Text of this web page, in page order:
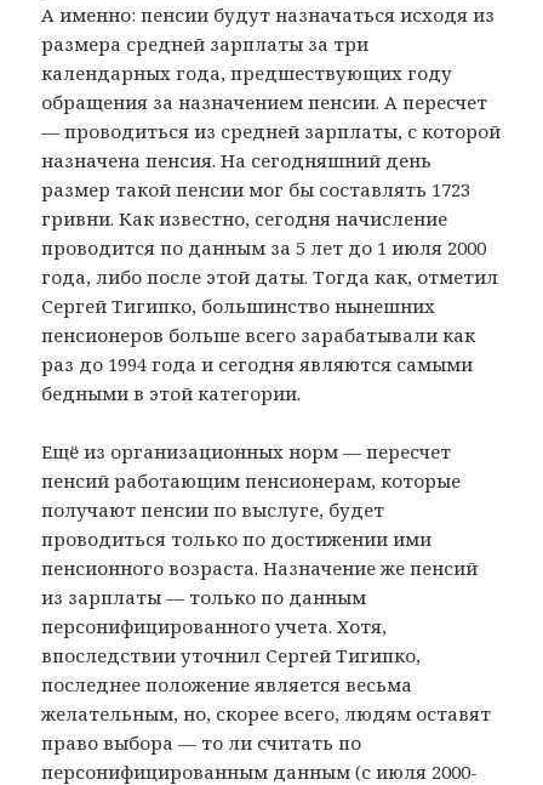
А именно: пенсии будут назначаться исходя из
размера средней зарплаты за три
календарных года, предшествующих году
обращения за назначением пенсии. А пересчет
— проводиться из средней зарплаты, с которой
назначена пенсия. На сегодняшний день
размер такой пенсии мог бы составлять 1723
гривни. Как известно, сегодня начисление
проводится по данным за 5 лет до 1 июля 2000
года, либо после этой даты. Тогда как, отметил
Сергей Тигипко, большинство нынешних
пенсионеров больше всего зарабатывали как
раз до 1994 года и сегодня являются самыми
бедными в этой категории.
Ещё из организационных норм — пересчет
пенсий работающим пенсионерам, которые
получают пенсии по выслуге, будет
проводиться только по достижении ими
пенсионного возраста. Назначение же пенсий
из зарплаты — только по данным
персонифицированного учета. Хотя,
впоследствии уточнил Сергей Тигипко,
последнее положение является весьма
желательным, но, скорее всего, людям оставят
право выбора — то ли считать по
персонифицированным данным (с июля 2000-